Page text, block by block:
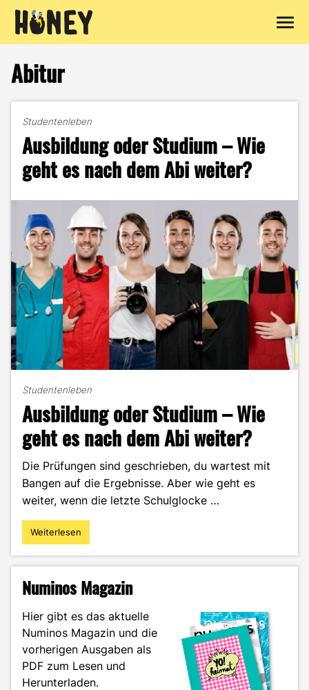
Inhalt
springen
Abitur
Studentenleben
Ausbildung oder Studium – Wie
geht es nach dem Abi weiter?
Studentenleben
Ausbildung oder Studium – Wie
geht es nach dem Abi weiter?
Die Prüfungen sind geschrieben, du wartest mit
Bangen auf die Ergebnisse. Aber wie geht es
weiter, wenn die letzte Schulglocke …
"Ausbildung
oder
Wie
es
nach
dem
Abi
weiter?"
Weiterlesen
Numinos Magazin
Hier gibt es das aktuelle
Numinos Magazin und die
vorherigen Ausgaben als
PDF zum Lesen und
Herunterladen.